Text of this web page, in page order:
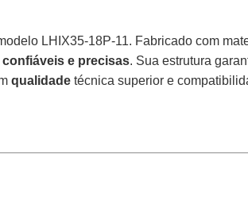
LHIX35-18P-11. Fabricado com
confiáveis e precisas. Sua estrutura
qualidade técnica superior e